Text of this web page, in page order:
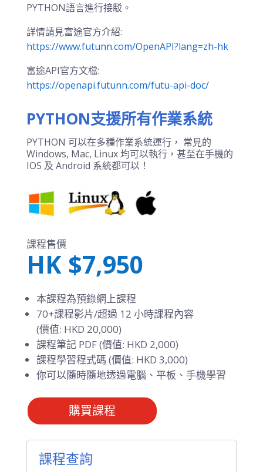
PYTHON語言進行接駁。
詳情請見富途官方介紹:
https://www.futunn.com/OpenAPI?lang=zh-hk
富途API官方文檔:
https://openapi.futunn.com/futu-api-doc/
PYTHON支援所有作業系統
PYTHON 可以在多種作業系統運行， 常見的
Windows, Mac, Linux 均可以執行，甚至在手機的
IOS 及 Android 系統都可以！
課程售價
HK $7,950
本課程為預錄網上課程
70+課程影片/超過 12 小時課程內容
(價值: HKD 20,000)
課程筆記 PDF (價值: HKD 2,000)
課程學習程式碼 (價值: HKD 3,000)
你可以隨時隨地透過電腦、平板、手機學習
購買課程
課程查詢